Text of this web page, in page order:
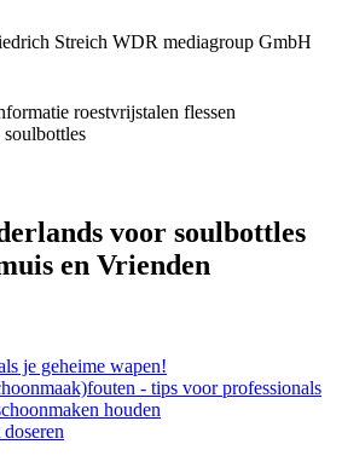
Streich WDR mediagroup GmbH
roestvrijstalen flessen
voor soulbottles
en Vrienden
je geheime wapen!
- tips voor professionals
houden